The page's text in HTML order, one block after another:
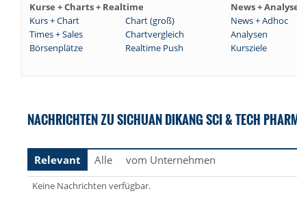
Kurse + Charts + Realtime News +
Kurs + Chart
Chart (groß) News + Adhoc
Times + Sales
Chartvergleich Analysen
Börsenplätze
Realtime Push Kursziele
NACHRICHTEN ZU SICHUAN DIKANG SCI & TECH
Relevant
Alle vom Unternehmen
Keine Nachrichten verfügbar.